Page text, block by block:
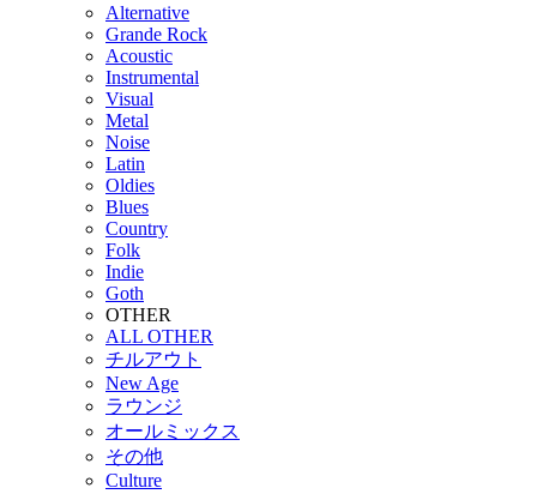
Alternative
Grande Rock
Acoustic
Instrumental
Visual
Metal
Noise
Latin
Oldies
Blues
Country
Folk
Indie
Goth
OTHER
ALL OTHER
チルアウト
New Age
ラウンジ
オールミックス
その他
Culture